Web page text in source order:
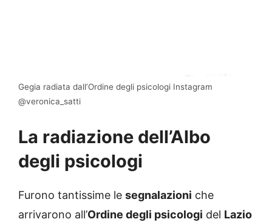
Gegia radiata dall’Ordine degli psicologi Instagram
@veronica_satti
La radiazione dell’Albo
degli psicologi
Furono tantissime le segnalazioni che
arrivarono all’Ordine degli psicologi del Lazio